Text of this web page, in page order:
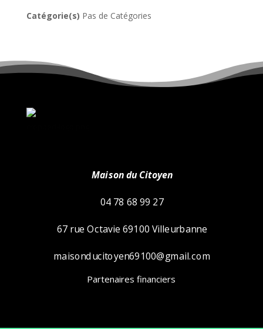
Catégorie(s) Pas de Catégories
Maison du Citoyen
04 78 68 99 27
67 rue Octavie 69100 Villeurbanne
maisonducitoyen69100@gmail.com
Partenaires financiers